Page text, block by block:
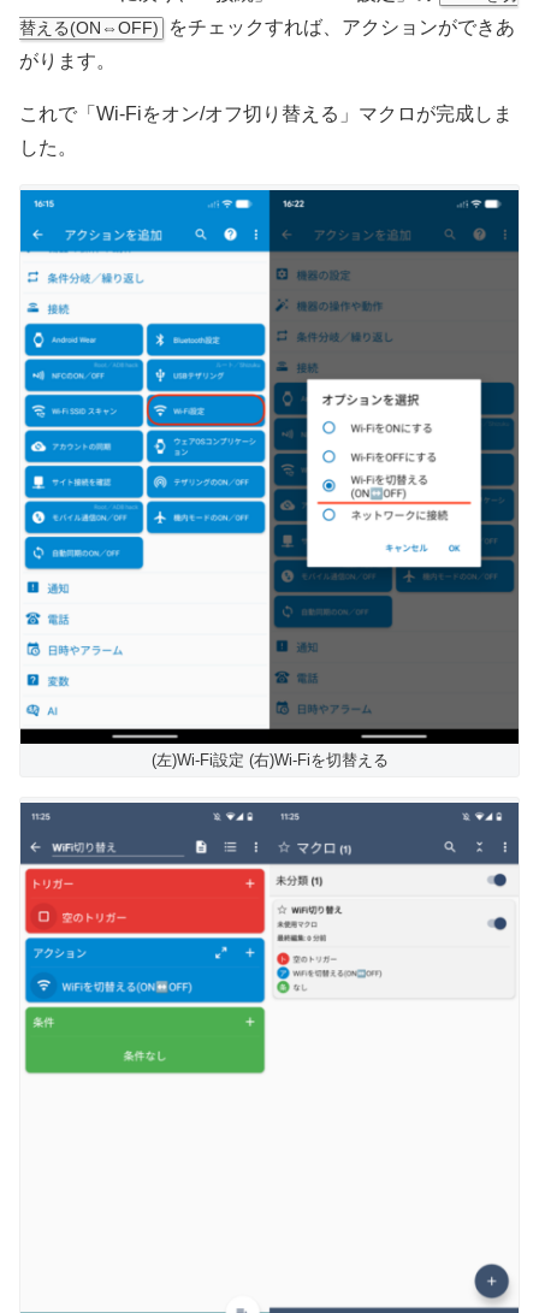
替える(ON⇔OFF)
をチェックすれば、アクションができあ
がります。
これで「Wi-Fiをオン/オフ切り替える」マクロが完成しま
した。
(左)Wi-Fi設定 (右)Wi-Fiを切替える